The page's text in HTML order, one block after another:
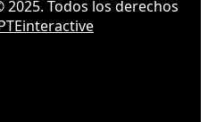
2025. Todos los derechos